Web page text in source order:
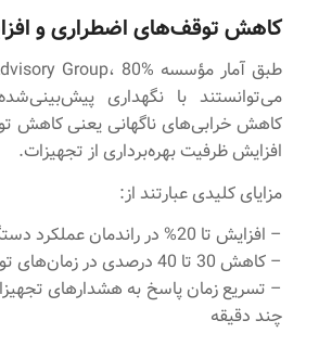
کاهش توقف‌های اضطراری و
می‌توانستند با نگهداری
کاهش خرابی‌های ناگهانی یعنی کاهش
افزایش ظرفیت بهره‌برداری از تجهیزات.
مزایای کلیدی عبارتند از:
– افزایش تا 20% در راندمان عملکرد دستگاه‌ها
– کاهش 30 تا 40 درصدی در زمان‌های توقف ناخواسته
– تسریع زمان پاسخ به هشدارهای
چند دقیقه